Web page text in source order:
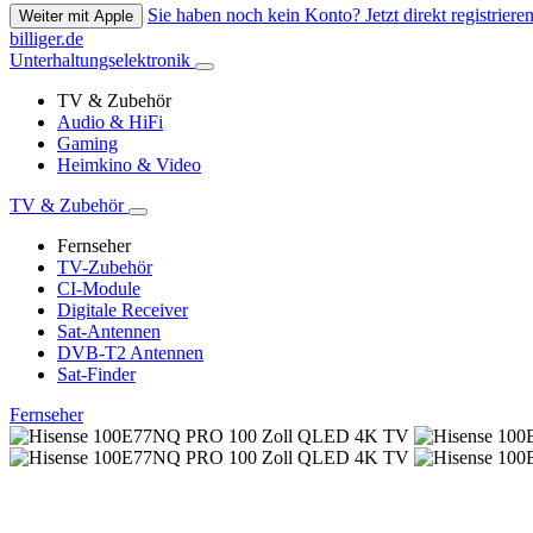
Weiter mit Apple
Sie haben noch kein Konto? Jetzt direkt
billiger.de
Unterhaltungselektronik
TV & Zubehör
Audio & HiFi
Gaming
Heimkino & Video
TV & Zubehör
Fernseher
TV-Zubehör
CI-Module
Digitale Receiver
Sat-Antennen
DVB-T2 Antennen
Sat-Finder
Fernseher